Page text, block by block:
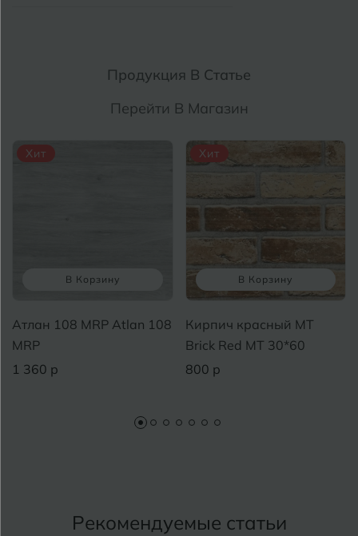
Продукция В Статье
Перейти В Магазин
Хит
В Корзину
Атлан 108 MRP Atlan 108
MRP
1 360 р
Хит
В Корзину
Кирпич красный MT
Brick Red MT 30*60
800 р
Рекомендуемые статьи